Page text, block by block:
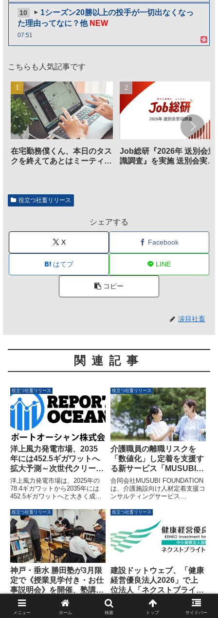
10
1シーズン20勝以上の投手が一切出なくなっ
た理由ってなに？他 NEW
07:51
こちらも人気記事です
在宅勤務僕くん、本日のタス
クを終えてあとはミーティン
Job総研『2026年 送別会意
識調査』を実施 送別会実施
役立つ社畜リリース
シェアする
X Facebook
はてブ LINE
コピー
涙目社畜
関連記事
役立つ社畜リリース
洋上風力発電市場、2035
年には452.5ギガワットへ
拡大予測～次世代クリーン
エネルギー投資動向と成長
戦略～
洋上風力発電市場は、2025年の
78.4ギガワットから2035年には
452.5ギガワットへと大きく成長
2035年までの年間平均成長率
（CAGR）は19.16%と予測され
ており、脱炭素戦略やエネルギー
安全保障の重要な柱として注目さ
れています。技術革新と政策支援
が市場拡大を牽引し、ヨーロッパ
が先行する一方、アジア太平洋地
域でのダイナミックな成長が期待
されています。
役立つ社畜リリース
介護職員の離職リスクを
「数値化」し定着を支援す
る新サービス「MUSUBI」
提供開始
合同会社MUSUBI FOUNDATION
は、介護施設向け人材定着支援コ
ンサルティングサービス
た。本サービスは、月1回のアン
ケートで職員の離職リスクをスコ
ア化し、処遇改善加算の取得・維
持をサポートします。都道府県の
ICT補助金を活用することで、初
期費用を抑えて導入することが可
役立つ社畜リリース
神戸・垂水 勝田塾が3月限
定で《授業見学付き・お仕
事説明会》を開催、塾講師
デビューを応援
個別授業の勝田塾が、春の入塾シ
ーズンに向けて大学生を対象とし
役立つ社畜リリース
建設ドットウェブ、「健康
経営優良法人2026」で上
位法人「ネクストブライト
1000」に認定
株式会社建設ドットウェブは、経
済産業省と日本健康会議が共同で
メニュー ホーム 検索 トップ サイドバー